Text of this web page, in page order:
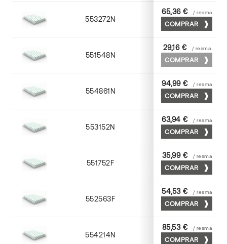
553272N 70 x 100
65,36 € / resma
COMPRAR
551548N 45 x 64
29,16 € / resma
COMPRAR
554861N 63 x 88
94,99 € / resma
COMPRAR
553152N 52 x 70
63,94 € / resma
COMPRAR
551752F 52 x 70
35,99 € / resma
COMPRAR
552563F 63 x 88
54,53 € / resma
COMPRAR
554214N 72 x 102
85,53 € / resma
COMPRAR